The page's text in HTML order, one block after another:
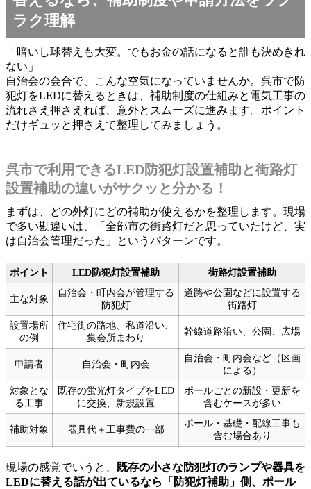
ラク理解
「暗いし球替えも大変。でもお金の話になると誰も決めきれ
ない」
自治会の会合で、こんな空気になっていませんか。呉市で防
犯灯をLEDに替えるときは、補助制度の仕組みと電気工事の
流れさえ押さえれば、意外とスムーズに進みます。ポイント
だけギュッと押さえて整理してみましょう。
呉市で利用できるLED防犯灯設置補助と街路灯
設置補助の違いがサクッと分かる！
まずは、どの外灯にどの補助が使えるかを整理します。現場
で多い勘違いは、「全部市の街路灯だと思っていたけど、実
は自治会管理だった」というパターンです。
ポイント LED防犯灯設置補助 街路灯設置補助
主な対象
自治会・町内会が管理する
防犯灯
道路や公園などに設置する
街路灯
設置場所
の例
住宅街の路地、私道沿い、
集会所まわり
幹線道路沿い、公園、広場
申請者 自治会・町内会
自治会・町内会など（区画
による）
対象とな
る工事
既存の蛍光灯タイプをLED
に交換、新規設置
ポールごとの新設・更新を
含むケースが多い
補助対象 器具代＋工事費の一部
ポール・基礎・配線工事も
含む場合あり
現場の感覚でいうと、
既存の小さな防犯灯のランプや器具を
LEDに替える話が出ているなら「防犯灯補助」側、ポール